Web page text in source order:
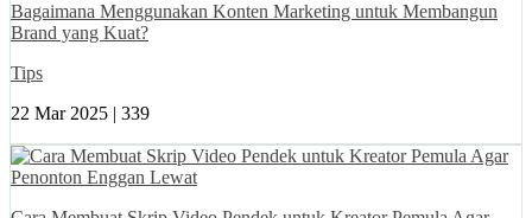
Bagaimana Menggunakan Konten Marketing untuk Membangun
Brand yang Kuat?
Tips
22 Mar 2025 | 339